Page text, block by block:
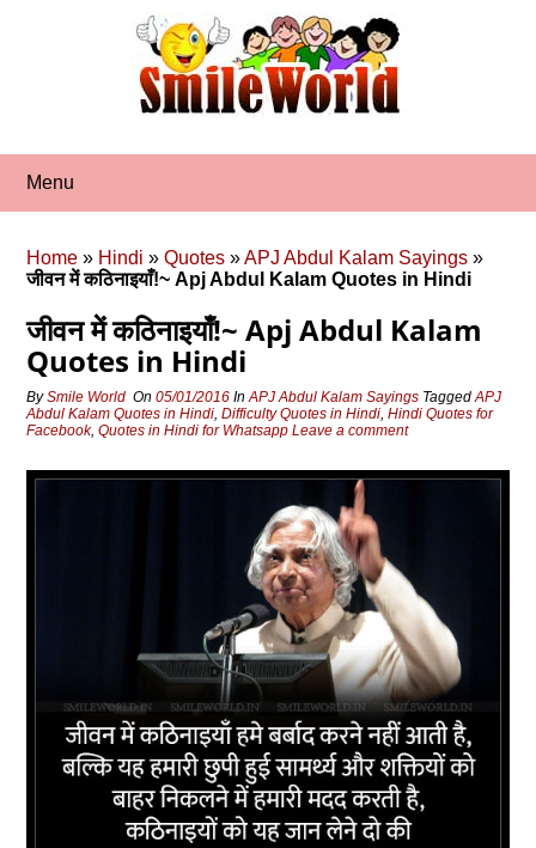
Menu
Home » Hindi »Quotes »APJ Abdul Kalam Sayings »
जीवन में कठिनाइयाँ!~ Apj Abdul Kalam Quotes in Hindi
जीवन में कठिनाइयाँ!~ Apj Abdul Kalam
Quotes in Hindi
BySmile World On05/01/2016 InAPJ Abdul Kalam Sayings TaggedAPJ
Abdul Kalam Quotes in Hindi,Difficulty Quotes in Hindi,Hindi Quotes for
Facebook,Quotes in Hindi for Whatsapp Leave a comment